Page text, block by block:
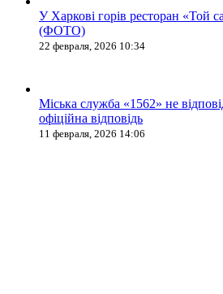
У Харкові горів ресторан «Той
(ФОТО)
22 февраля, 2026 10:34
Міська служба «1562» не
офіційна відповідь
11 февраля, 2026 14:06